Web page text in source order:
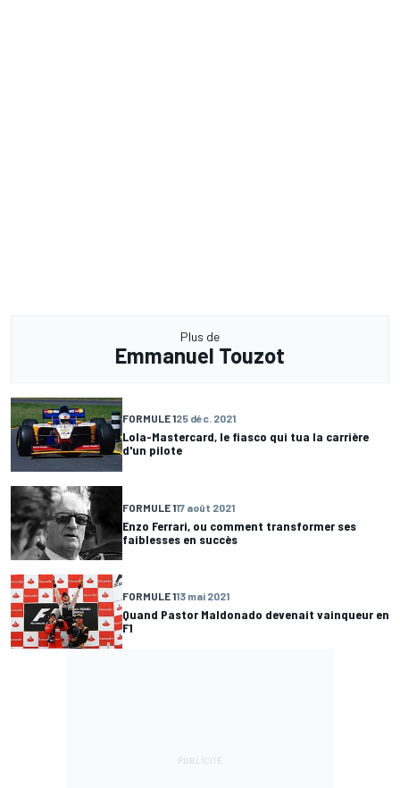
Plus de
Emmanuel Touzot
FORMULE 125 déc. 2021
Lola-Mastercard, le fiasco qui tua la carrière
d'un pilote
FORMULE 117 août 2021
Enzo Ferrari, ou comment transformer ses
faiblesses en succès
FORMULE 113 mai 2021
Quand Pastor Maldonado devenait vainqueur en
F1